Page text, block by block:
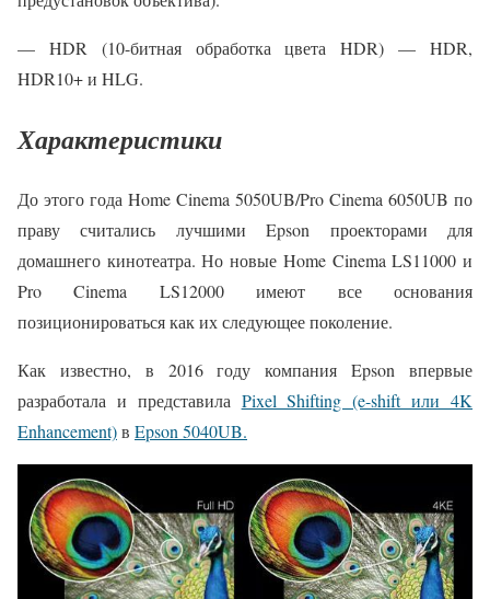
— HDR (10-битная обработка цвета HDR) — HDR,
HDR10+ и HLG.
Характеристики
До этого года Home Cinema 5050UB/Pro Cinema 6050UB по
праву считались лучшими Epson проекторами для
домашнего кинотеатра. Но новые Home Cinema LS11000 и
Pro Cinema LS12000 имеют все основания
позиционироваться как их следующее поколение.
Как известно, в 2016 году компания Epson впервые
разработала и представила Pixel Shifting (e-shift или 4K
Enhancement)в Epson 5040UB.